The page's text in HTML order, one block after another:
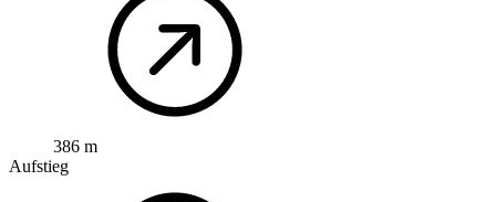
386 m
Aufstieg